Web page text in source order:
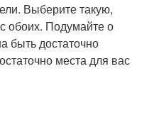
Выберите такую,
обоих. Подумайте о
быть достаточно
места для вас